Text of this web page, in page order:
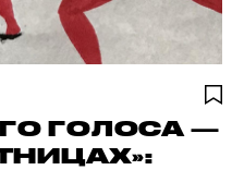
ГОЛОСА —